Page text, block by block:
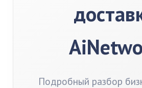
Подробный разбор